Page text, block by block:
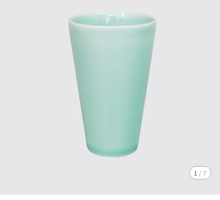
1 / 7